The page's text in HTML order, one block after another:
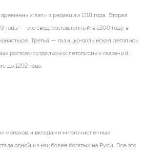
лет» в редакции 1118 года. Вторая
годы — это свод, составленный в 1200 году в
Третья — галицко-волынская летопись
ростово-суздальских летописных сказаний;
до 1292 года.
монахов и вкладами многочисленных
одной из наиболее богатых на Руси. Все это